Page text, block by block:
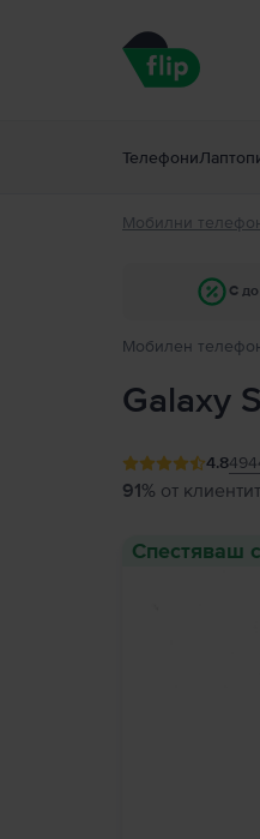
Телефони
Мобилни
С
Мобилен
Galaxy
4.8
91% от
Спестяваш